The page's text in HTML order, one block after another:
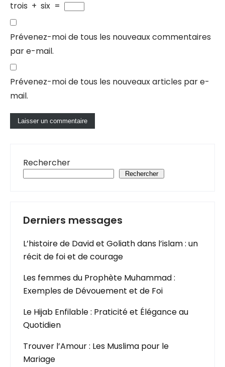
trois + six =
Prévenez-moi de tous les nouveaux commentaires
par e-mail.
Prévenez-moi de tous les nouveaux articles par e-
mail.
Rechercher
Rechercher
Derniers messages
L’histoire de David et Goliath dans l’islam : un
récit de foi et de courage
Les femmes du Prophète Muhammad :
Exemples de Dévouement et de Foi
Le Hijab Enfilable : Praticité et Élégance au
Quotidien
Trouver l’Amour : Les Muslima pour le
Mariage